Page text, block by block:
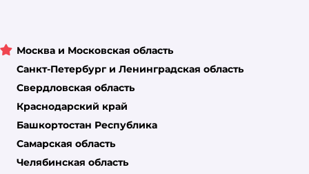
Москва и Московская область
Санкт-Петербург и Ленинградская область
Свердловская область
Краснодарский край
Башкортостан Республика
Самарская область
Челябинская область